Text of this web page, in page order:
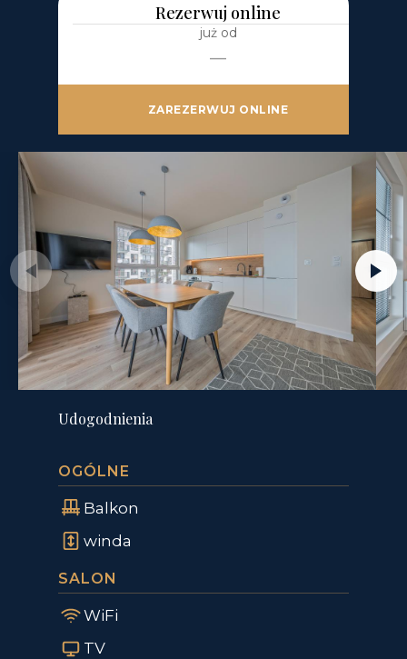
Rezerwuj online
już od
—
ZAREZERWUJ ONLINE
Udogodnienia
OGÓLNE
Balkon
winda
SALON
WiFi
TV